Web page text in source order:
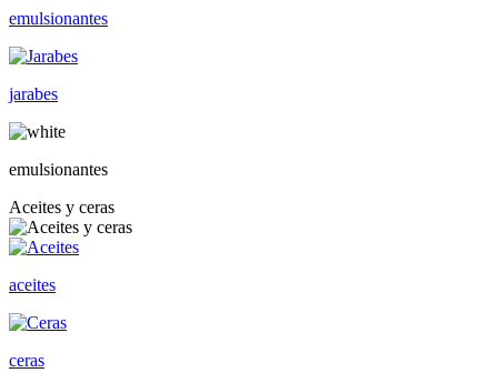
emulsionantes
jarabes
emulsionantes
Aceites y ceras
aceites
ceras